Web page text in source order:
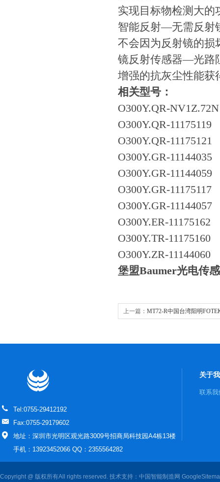
实现目标物检测大的
智能反射—无需反射
不会因为反射镜的损
镜反射传感器—光路
增强的抗灰尘性能获
相关型号：
O300Y.QR-NV1Z.72N
O300Y.QR-11175119
O300Y.QR-11175121
O300Y.GR-11144035
O300Y.GR-11144059
O300Y.GR-11175117
O300Y.GR-11144057
O300Y.ER-11175162
O300Y.TR-11175160
O300Y.ZR-11144060
堡盟Baumer光电传
上一篇： MT72-R中国台湾阳明
Tel:0755-29412192
Fax:0755-29179602
地址：深圳市光明区观光路3009号招商局科技园A4栋13楼
手机：13923452066 QQ：2355564282
关于
联系我
Copyright @ 版权所有All rights reserved. 技术支持： 中国智能制造网